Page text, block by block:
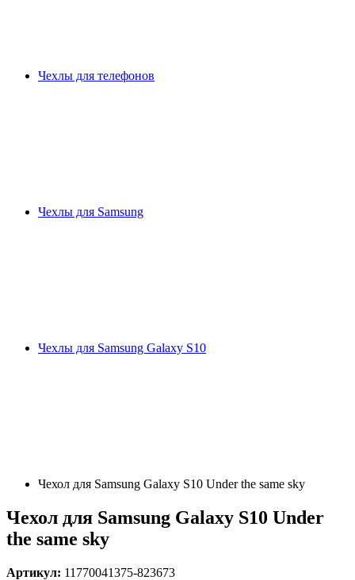
Чехлы для телефонов
Чехлы для Samsung
Чехлы для Samsung Galaxy S10
Чехол для Samsung Galaxy S10 Under the same sky
Чехол для Samsung Galaxy S10 Under
the same sky
Артикул: 11770041375-823673